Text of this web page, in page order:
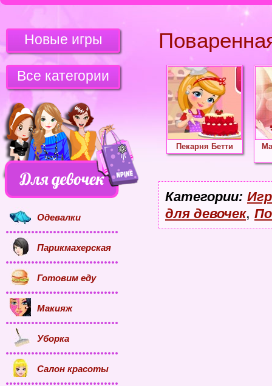
Пекарня Бетти
Категории:
для девочек,
Новые игры
Все категории
Одевалки
Парикмахерская
Готовим еду
Макияж
Уборка
Салон красоты